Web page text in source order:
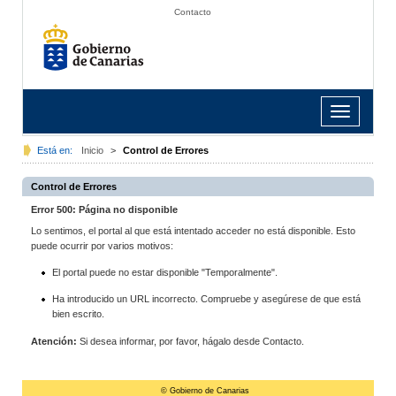
Contacto
Toggle
navigation
Está en: Inicio > Control de Errores
Control de Errores
Error 500: Página no disponible
Lo sentimos, el portal al que está intentado acceder no está disponible. Esto
puede ocurrir por varios motivos:
El portal puede no estar disponible "Temporalmente".
Ha introducido un URL incorrecto. Compruebe y asegúrese de que está
bien escrito.
Atención: Si desea informar, por favor, hágalo desde Contacto.
© Gobierno de Canarias